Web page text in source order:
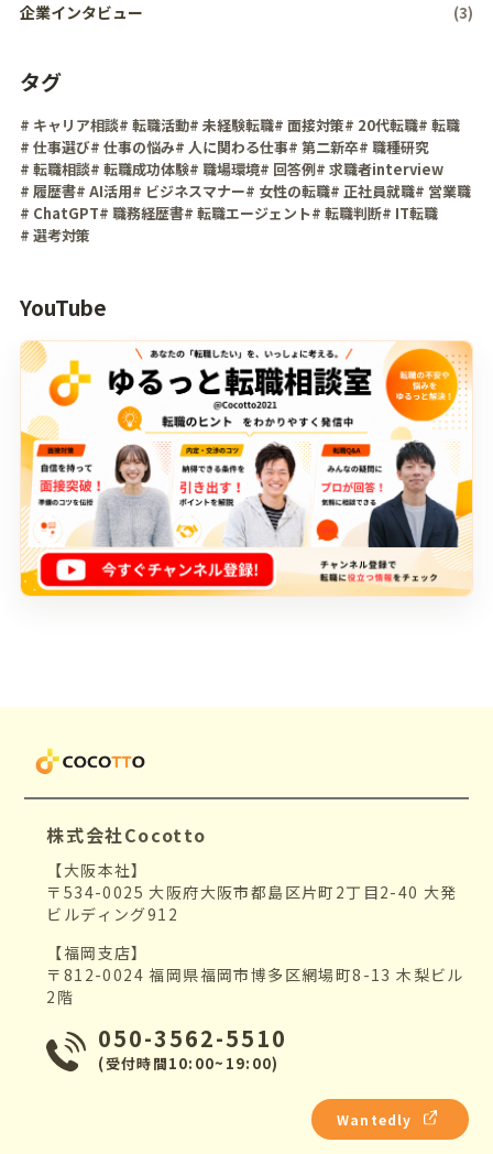
企業インタビュー (3)
タグ
# キャリア相談# 転職活動# 未経験転職# 面接対策# 20代転職# 転職
# 仕事選び# 仕事の悩み# 人に関わる仕事# 第二新卒# 職種研究
# 転職相談# 転職成功体験# 職場環境# 回答例# 求職者interview
# 履歴書# AI活用# ビジネスマナー# 女性の転職# 正社員就職# 営業職
# ChatGPT# 職務経歴書# 転職エージェント# 転職判断# IT転職
# 選考対策
YouTube
株式会社Cocotto
【大阪本社】
〒534-0025 大阪府大阪市都島区片町2丁目2-40 大発
ビルディング912
【福岡支店】
〒812-0024 福岡県福岡市博多区網場町8-13 木梨ビル
2階
050-3562-5510
(受付時間10:00~19:00)
Wantedly